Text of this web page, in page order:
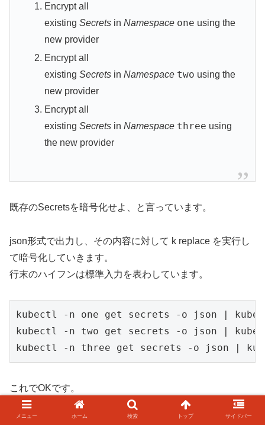
Encrypt all
existing Secretsin Namespace one using the
new provider
Encrypt all
existing Secretsin Namespace two using the
new provider
Encrypt all
existing Secretsin Namespace three using
the new provider
既存のSecretsを暗号化せよ、と言っています。
json形式で出力し、その内容に対して k replace を実行し
て暗号化していきます。
行末のハイフンは標準入力を表わしています。
kubectl -n one get secrets -o json |
kubectl -n two get secrets -o json |
kubectl -n three get secrets -o json |
これでOKです。
メニュー ホーム 検索 トップ サイドバー